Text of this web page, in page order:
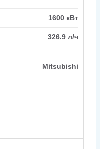
1600 кВт
326.9 л/ч
Mitsubishi